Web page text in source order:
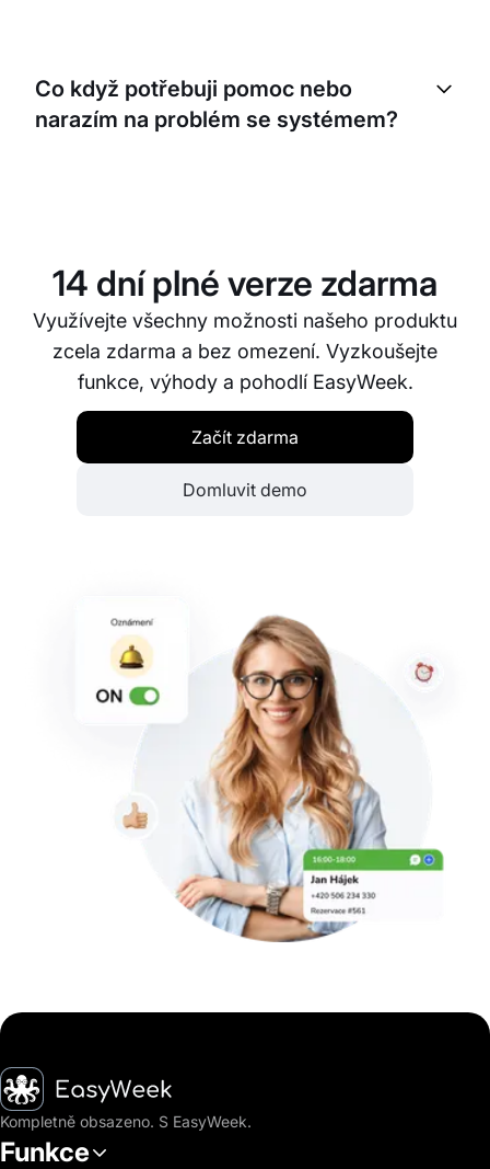
další. Díky tomu můžete bez problémů spravovat
všechny své schůzky napříč platformami.
Co když potřebuji pomoc nebo
narazím na problém se systémem?
účtu.
14 dní plné verze zdarma
Využívejte všechny možnosti našeho produktu
zcela zdarma a bez omezení. Vyzkoušejte
funkce, výhody a pohodlí EasyWeek.
Začít zdarma
Domluvit demo
Hlavní stránka
Kompletně obsazeno. S EasyWeek.
Funkce